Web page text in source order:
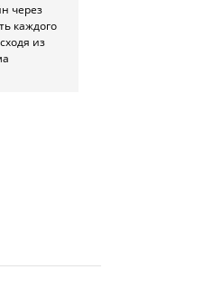
через
каждого
из